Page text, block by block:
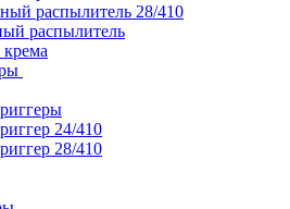
распылитель 28/410
распылитель
24/410
28/410